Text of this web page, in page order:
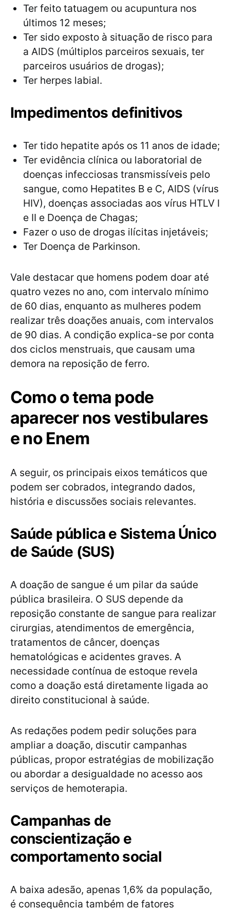
Ter feito tatuagem ou acupuntura nos
últimos 12 meses;
Ter sido exposto à situação de risco para
a AIDS (múltiplos parceiros sexuais, ter
parceiros usuários de drogas);
Ter herpes labial.
Impedimentos definitivos
Ter tido hepatite após os 11 anos de idade;
Ter evidência clínica ou laboratorial de
doenças infecciosas transmissíveis pelo
sangue, como Hepatites B e C, AIDS (vírus
HIV), doenças associadas aos vírus HTLV I
e II e Doença de Chagas;
Fazer o uso de drogas ilícitas injetáveis;
Ter Doença de Parkinson.
Vale destacar que homens podem doar até
quatro vezes no ano, com intervalo mínimo
de 60 dias, enquanto as mulheres podem
realizar três doações anuais, com intervalos
de 90 dias. A condição explica-se por conta
dos ciclos menstruais, que causam uma
demora na reposição de ferro.
Como o tema pode
aparecer nos vestibulares
e no Enem
A seguir, os principais eixos temáticos que
podem ser cobrados, integrando dados,
história e discussões sociais relevantes.
Saúde pública e Sistema Único
de Saúde (SUS)
A doação de sangue é um pilar da saúde
pública brasileira. O SUS depende da
reposição constante de sangue para realizar
cirurgias, atendimentos de emergência,
tratamentos de câncer, doenças
hematológicas e acidentes graves. A
necessidade contínua de estoque revela
como a doação está diretamente ligada ao
direito constitucional à saúde.
As redações podem pedir soluções para
ampliar a doação, discutir campanhas
públicas, propor estratégias de mobilização
ou abordar a desigualdade no acesso aos
serviços de hemoterapia.
Campanhas de
conscientização e
comportamento social
A baixa adesão, apenas 1,6% da população,
é consequência também de fatores